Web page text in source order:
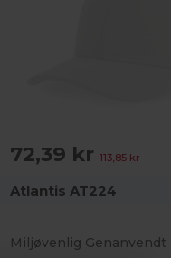
72,39 kr 113,85 kr
Atlantis AT224